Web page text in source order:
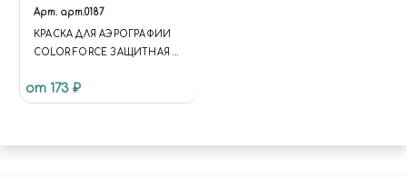
Арт. арт.0187
КРАСКА ДЛЯ АЭРОГРАФИИ
COLOR FORCE ЗАЩИТНАЯ 2
от 173 ₽